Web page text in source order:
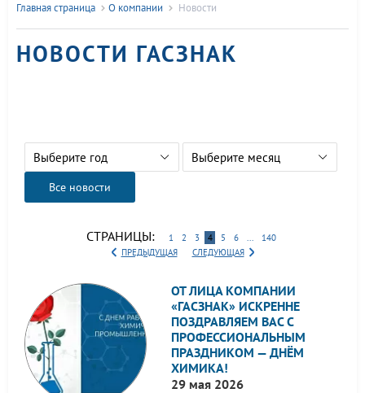
Главная страница О компании Новости
НОВОСТИ ГАСЗНАК
Выберите год Выберите месяц
Все новости
СТРАНИЦЫ: 1 2 3 4 5 6 ...
140
ПРЕДЫДУЩАЯ
СЛЕДУЮЩАЯ
ОТ ЛИЦА КОМПАНИИ
«ГАСЗНАК» ИСКРЕННЕ
ПОЗДРАВЛЯЕМ ВАС С
ПРОФЕССИОНАЛЬНЫМ
ПРАЗДНИКОМ — ДНЁМ
ХИМИКА!
29 мая 2026